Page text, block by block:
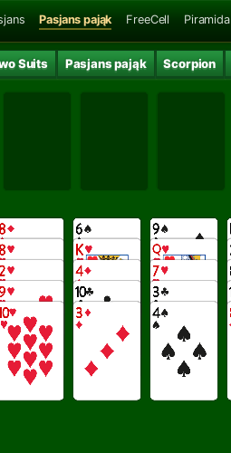
Pasjans pająk FreeCell Piramida
Suits Pasjans pająk Scorpion